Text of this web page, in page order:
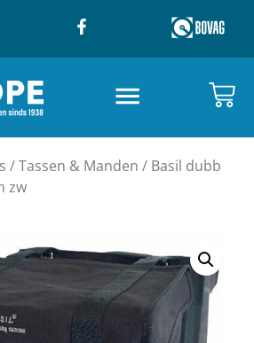
/Tassen & Manden / Basil dubb
zw